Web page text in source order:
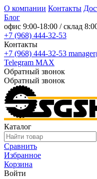
О компании Контакты
Блог
офис 9:00-18:00 / склад
+7 (968) 444-32-53
Контакты
+7 (968) 444-32-53
Telegram MAX
Обратный звонок
Обратный звонок
Каталог
Сравнить
Избранное
Корзина
Войти